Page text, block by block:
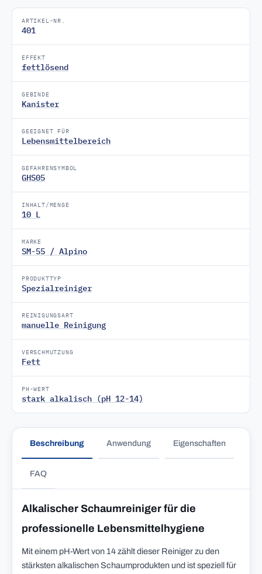
ARTIKEL-NR.
401
EFFEKT
fettlösend
GEBINDE
Kanister
GEEIGNET FÜR
Lebensmittelbereich
GEFAHRENSYMBOL
GHS05
INHALT/MENGE
10 L
MARKE
SM-55 / Alpino
PRODUKTTYP
Spezialreiniger
REINIGUNGSART
manuelle Reinigung
VERSCHMUTZUNG
Fett
PH-WERT
stark alkalisch (pH 12-14)
Beschreibung Anwendung Eigenschaften
FAQ
Alkalischer Schaumreiniger für die
professionelle Lebensmittelhygiene
Mit einem pH-Wert von 14 zählt dieser Reiniger zu den
stärksten alkalischen Schaumprodukten und ist speziell für